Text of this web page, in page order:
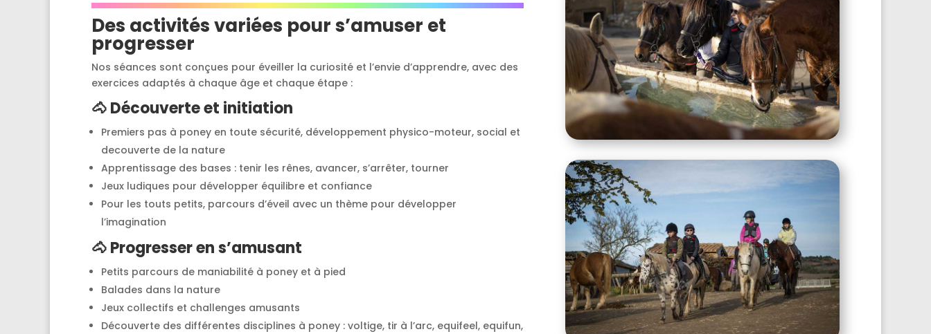
Des activités variées pour s’amuser et
progresser
Nos séances sont conçues pour éveiller la curiosité et l’envie d’apprendre, avec des
exercices adaptés à chaque âge et chaque étape :
🐴Découverte et initiation
Premiers pas à poney en toute sécurité, développement physico-moteur, social et
decouverte de la nature
Apprentissage des bases : tenir les rênes, avancer, s’arrêter, tourner
Jeux ludiques pour développer équilibre et confiance
Pour les touts petits, parcours d’éveil avec un thème pour développer
l’imagination
🐴Progresser en s’amusant
Petits parcours de maniabilité à poney et à pied
Balades dans la nature
Jeux collectifs et challenges amusants
Découverte des différentes disciplines à poney : voltige, tir à l’arc, equifeel, equifun,